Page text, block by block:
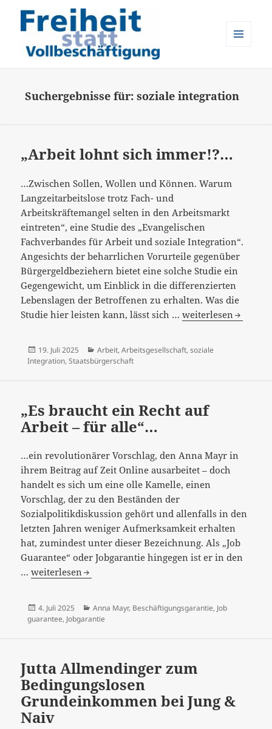
Suchergebnisse für: soziale integration
„Arbeit lohnt sich immer!?…
…Zwischen Sollen, Wollen und Können. Warum
Langzeitarbeitslose trotz Fach- und
Arbeitskräftemangel selten in den Arbeitsmarkt
eintreten“, eine Studie des „Evangelischen
Fachverbandes für Arbeit und soziale Integration“.
Angesichts der beharrlichen Vorurteile gegenüber
Bürgergeldbeziehern bietet eine solche Studie ein
Gegengewicht, um Einblick in die differenzierten
Lebenslagen der Betroffenen zu erhalten. Was die
Studie hier leisten kann, lässt sich …„Arbeit
immer!?…
weiterlesen
Veröffentlicht
am
19. Juli 2025 Kategorien
Arbeit, Arbeitsgesellschaft, soziale
Integration, Staatsbürgerschaft
„Es braucht ein Recht auf
Arbeit – für alle“…
…ein revolutionärer Vorschlag, den Anna Mayr in
ihrem Beitrag auf Zeit Online ausarbeitet – doch
handelt es sich um eine olle Kamelle, einen
Vorschlag, der zu den Beständen der
Sozialpolitikdiskussion gehört und allenfalls in den
letzten Jahren weniger Aufmerksamkeit erhalten
hat, zumindest unter dieser Bezeichnung. Als „Job
Guarantee“ oder Jobgarantie hingegen ist er in den
…„Es
Recht
für
alle“…
weiterlesen
Veröffentlicht
am
4. Juli 2025 Kategorien
Anna Mayr, Beschäftigungsgarantie, Job
guarantee, Jobgarantie
Jutta Allmendinger zum
Bedingungslosen
Grundeinkommen bei Jung &
Naiv